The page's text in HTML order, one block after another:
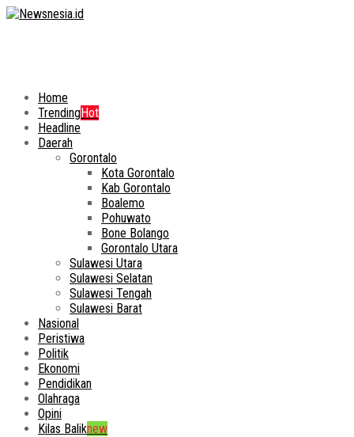
Home
TrendingHot
Headline
Daerah
Gorontalo
Kota Gorontalo
Kab Gorontalo
Boalemo
Pohuwato
Bone Bolango
Gorontalo Utara
Sulawesi Utara
Sulawesi Selatan
Sulawesi Tengah
Sulawesi Barat
Nasional
Peristiwa
Politik
Ekonomi
Pendidikan
Olahraga
Opini
Kilas Baliknew